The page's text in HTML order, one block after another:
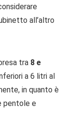
all’altro
tra 8 e
a 6 litri al
in quanto è
pentole e